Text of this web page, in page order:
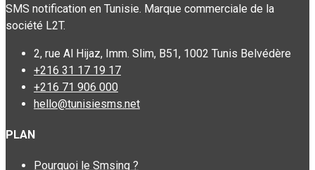
SMS notification en Tunisie. Marque commerciale de la
société L2T.
2, rue Al Hijaz, Imm. Slim, B51, 1002 Tunis Belvédère
+216 31 17 19 17
+216 71 906 000
hello@tunisiesms.net
PLAN
Pourquoi le Smsing ?